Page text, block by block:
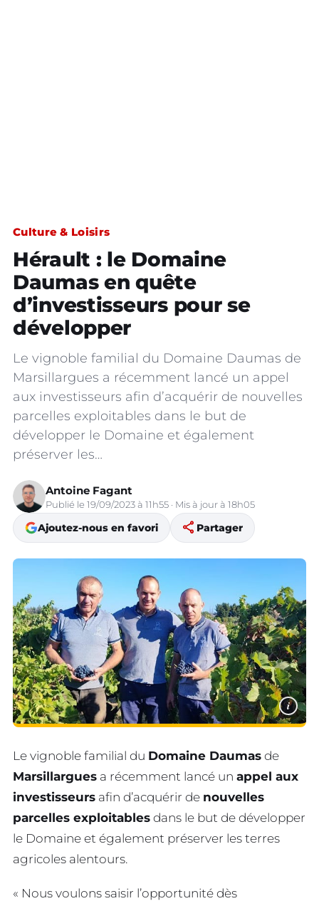
Culture & Loisirs
Hérault : le Domaine
Daumas en quête
d’investisseurs pour se
développer
Le vignoble familial du Domaine Daumas de
Marsillargues a récemment lancé un appel
aux investisseurs afin d’acquérir de nouvelles
parcelles exploitables dans le but de
développer le Domaine et également
préserver les…
Antoine Fagant
Publié le 19/09/2023 à 11h55 · Mis à jour à 18h05
Ajoutez-nous en favori share Partager
i
Le vignoble familial du Domaine Daumas de
Marsillargues a récemment lancé un appel aux
investisseurs afin d’acquérir de nouvelles
parcelles exploitables dans le but de développer
le Domaine et également préserver les terres
agricoles alentours.
« Nous voulons saisir l’opportunité dès